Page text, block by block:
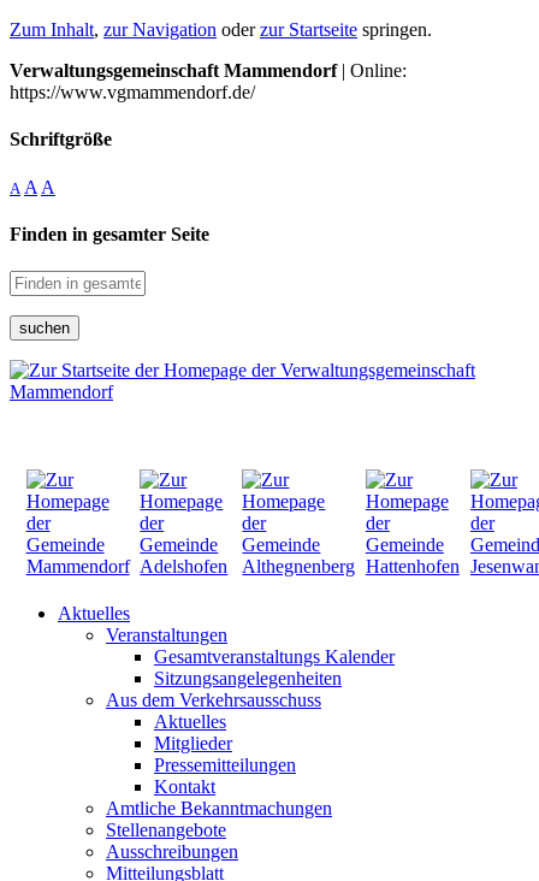
Zum Inhalt, zur Navigation oderzur Startseite springen.
Verwaltungsgemeinschaft Mammendorf| Online:
https://www.vgmammendorf.de/
Schriftgröße
A A A
Finden in gesamter Seite
suchen
Aktuelles
Veranstaltungen
Gesamtveranstaltungs Kalender
Sitzungsangelegenheiten
Aus dem Verkehrsausschuss
Aktuelles
Mitglieder
Pressemitteilungen
Kontakt
Amtliche Bekanntmachungen
Stellenangebote
Ausschreibungen
Mitteilungsblatt